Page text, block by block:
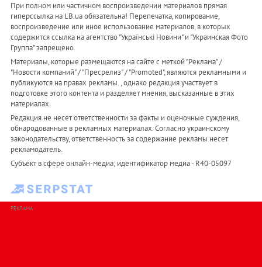
При полном или частичном воспроизведении материалов прямая
гиперссылка на LB.ua обязательна! Перепечатка, копирование,
воспроизведение или иное использование материалов, в которых
содержится ссылка на агентство "Українськi Новини" и "Украинская Фото
Группа" запрещено.
Материалы, которые размещаются на сайте с меткой "Реклама" /
"Новости компаний" / "Пресрелиз" / "Promoted", являются рекламными и
публикуются на правах рекламы. , однако редакция участвует в
подготовке этого контента и разделяет мнения, высказанные в этих
материалах.
Редакция не несет ответственности за факты и оценочные суждения,
обнародованные в рекламных материалах. Согласно украинскому
законодательству, ответственность за содержание рекламы несет
рекламодатель.
Субъект в сфере онлайн-медиа; идентификатор медиа - R40-05097
РЕКЛАМА